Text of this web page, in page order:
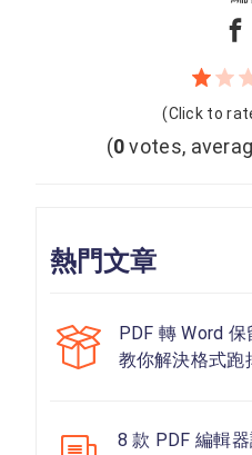
(Click to
(0votes,
熱門文章
PDF 轉 Word
教你解決格式跑
8 款 PDF 編輯